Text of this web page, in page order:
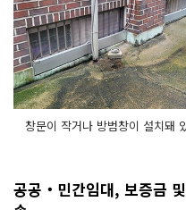
창문이 작거나 방범창이 설치돼
공공‧민간임대, 보증금